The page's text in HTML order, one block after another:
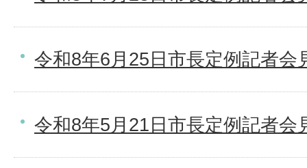
令和8年6月25日市長定例記者会
令和8年5月21日市長定例記者会